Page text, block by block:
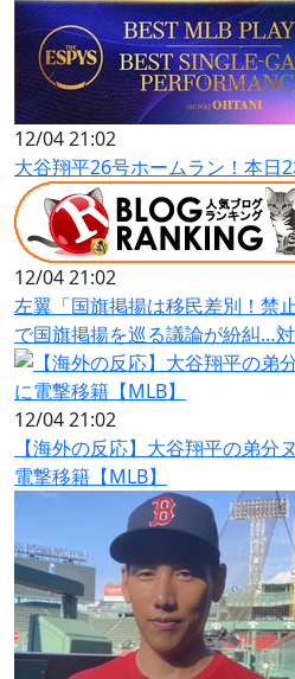
12/04 21:02
大谷翔平26号ホームラン！本
12/04 21:02
左翼「国旗掲揚は移民差別！禁
で国旗掲揚を巡る議論が紛糾…
12/04 21:02
【海外の反応】大谷翔平の弟分
電撃移籍【MLB】